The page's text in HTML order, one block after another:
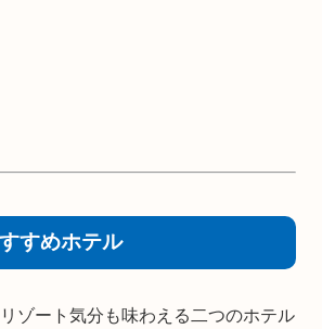
すめホテル
ゾート気分も味わえる二つのホテル